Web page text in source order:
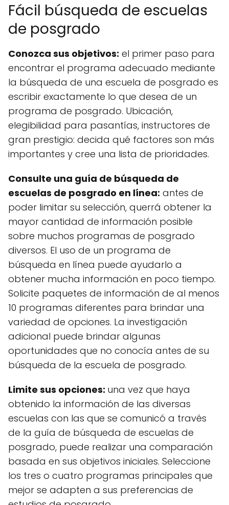
Fácil búsqueda de escuelas
de posgrado
Conozca sus objetivos: el primer paso para
encontrar el programa adecuado mediante
la búsqueda de una escuela de posgrado es
escribir exactamente lo que desea de un
programa de posgrado. Ubicación,
elegibilidad para pasantías, instructores de
gran prestigio: decida qué factores son más
importantes y cree una lista de prioridades.
Consulte una guía de búsqueda de
escuelas de posgrado en línea: antes de
poder limitar su selección, querrá obtener la
mayor cantidad de información posible
sobre muchos programas de posgrado
diversos. El uso de un programa de
búsqueda en línea puede ayudarlo a
obtener mucha información en poco tiempo.
Solicite paquetes de información de al menos
10 programas diferentes para brindar una
variedad de opciones. La investigación
adicional puede brindar algunas
oportunidades que no conocía antes de su
búsqueda de la escuela de posgrado.
Limite sus opciones: una vez que haya
obtenido la información de las diversas
escuelas con las que se comunicó a través
de la guía de búsqueda de escuelas de
posgrado, puede realizar una comparación
basada en sus objetivos iniciales. Seleccione
los tres o cuatro programas principales que
mejor se adapten a sus preferencias de